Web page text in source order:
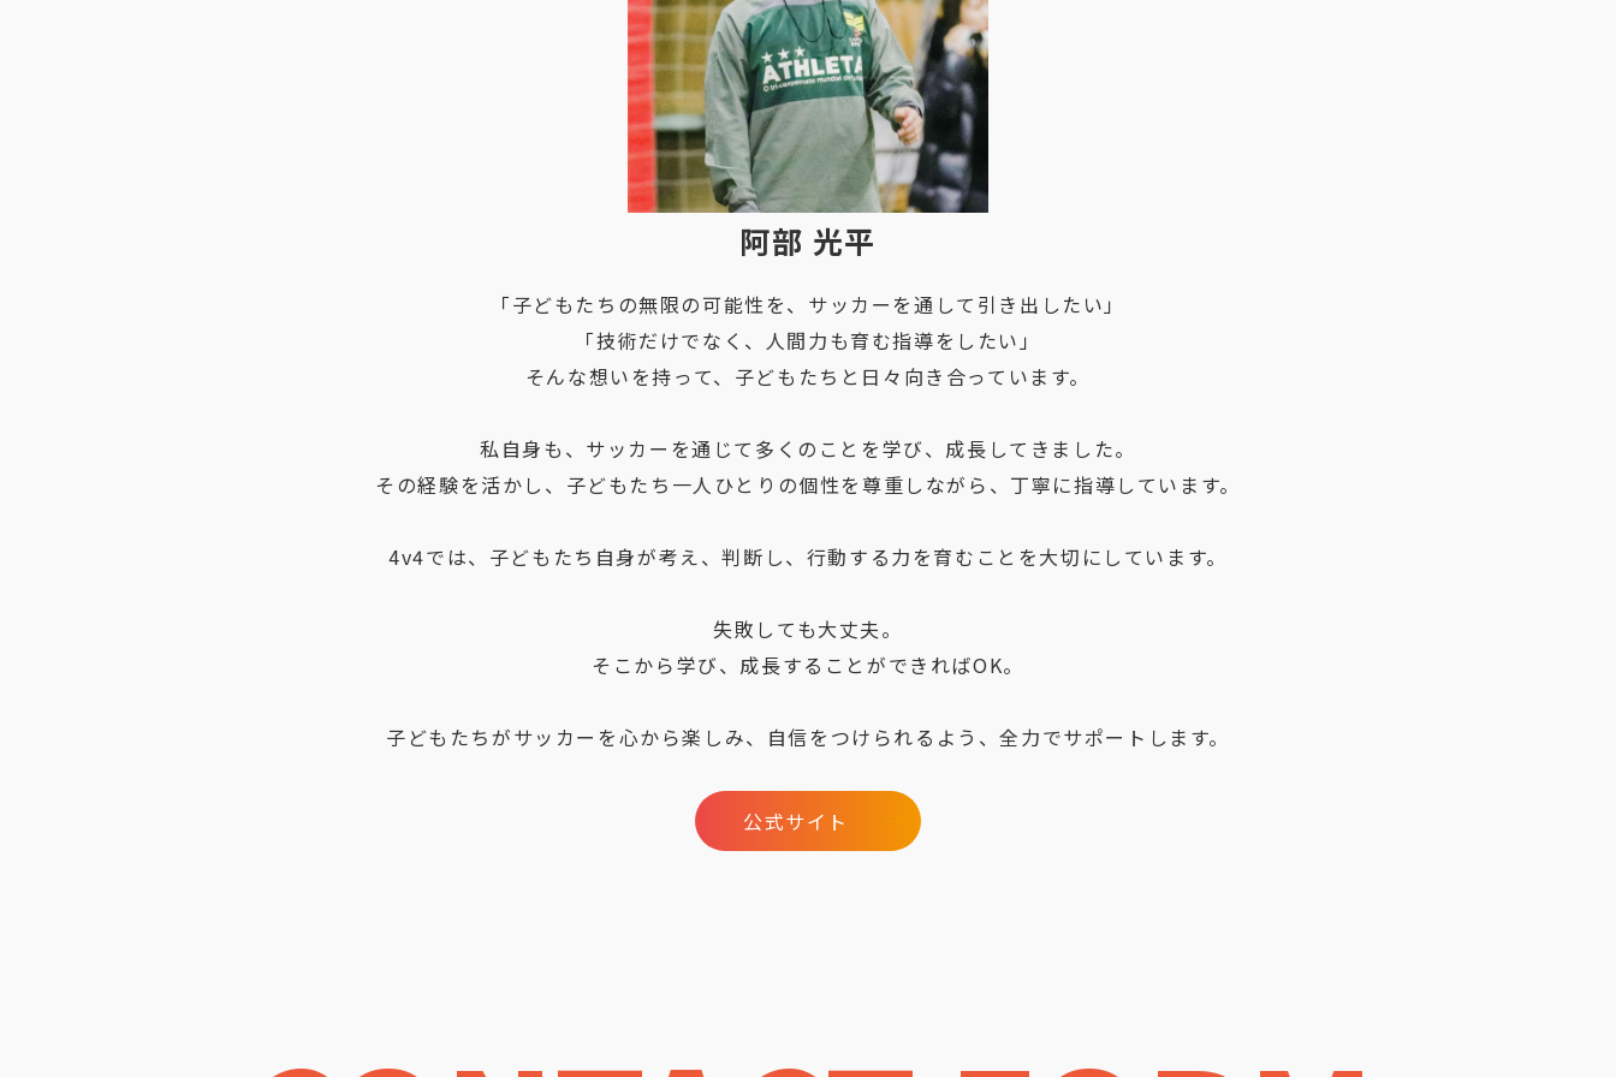
阿部 光平
「子どもたちの無限の可能性を、サッカーを通して引き出したい」
「技術だけでなく、人間力も育む指導をしたい」
そんな想いを持って、子どもたちと日々向き合っています。
私自身も、サッカーを通じて多くのことを学び、成長してきました。
その経験を活かし、子どもたち一人ひとりの個性を尊重しながら、丁寧に指導しています。
4v4では、子どもたち自身が考え、判断し、行動する力を育むことを大切にしています。
失敗しても大丈夫。
そこから学び、成長することができればOK。
子どもたちがサッカーを心から楽しみ、自信をつけられるよう、全力でサポートします。
公式サイト